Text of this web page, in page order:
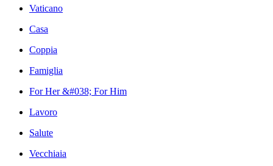
Vaticano
Casa
Coppia
Famiglia
For Her &#038; For Him
Lavoro
Salute
Vecchiaia